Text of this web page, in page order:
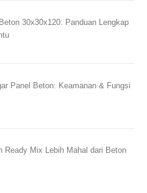
30x30x120: Panduan Lengkap
Panel Beton: Keamanan & Fungsi
Ready Mix Lebih Mahal dari Beton